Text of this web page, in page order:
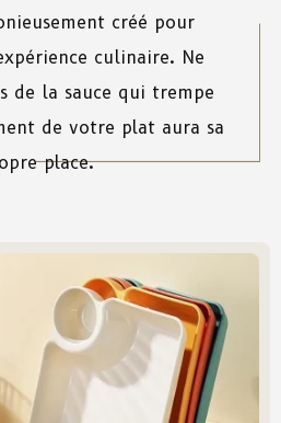
créé pour
culinaire. Ne
de la sauce qui trempe
de votre plat aura sa
place.